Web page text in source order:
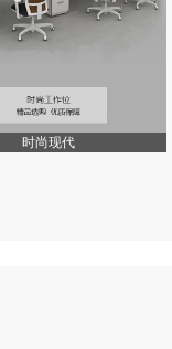
时尚现代